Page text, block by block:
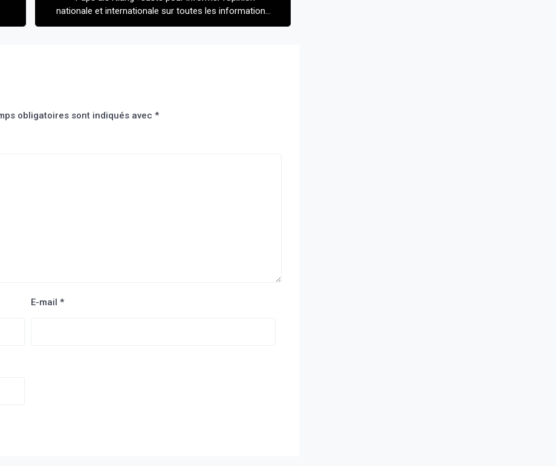
nationale et internationale sur toutes les informations
qui circulent su Ousmane Sonko »*
obligatoires sont indiqués avec *
E-mail *